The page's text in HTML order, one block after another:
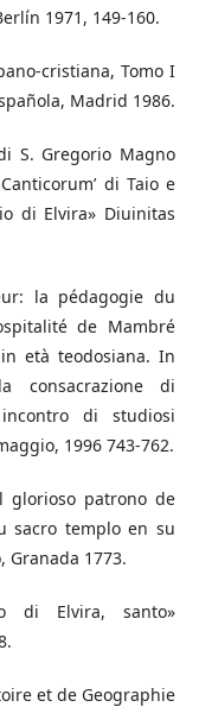
1971, 149-160.
cristiana, Tomo I
Madrid 1986.
S. Gregorio Magno
di Taio e
di Elvira» Diuinitas
la pédagogie du
de Mambré
in età teodosiana. In
consacrazione di
di studiosi
1996 743-762.
glorioso patrono de
sacro templo en su
Granada 1773.
di Elvira, santo»
et de Geographie